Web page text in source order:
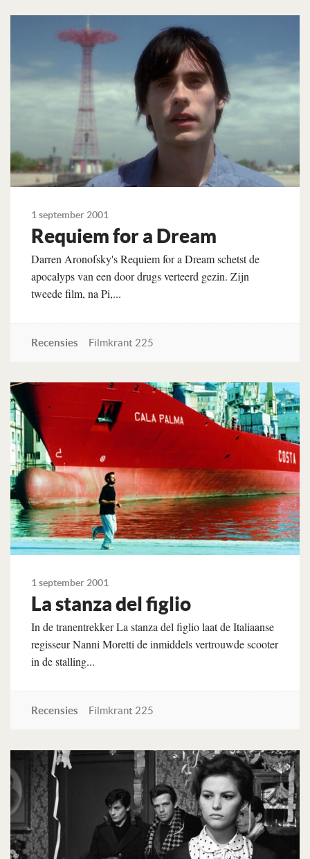
Lees verder
1 september 2001
Requiem for a Dream
Darren Aronofsky's Requiem for a Dream schetst de
apocalyps van een door drugs verteerd gezin. Zijn
tweede film, na Pi,...
Recensies Filmkrant 225
Lees verder
1 september 2001
La stanza del figlio
In de tranentrekker La stanza del figlio laat de Italiaanse
regisseur Nanni Moretti de inmiddels vertrouwde scooter
in de stalling...
Recensies Filmkrant 225
Lees verder